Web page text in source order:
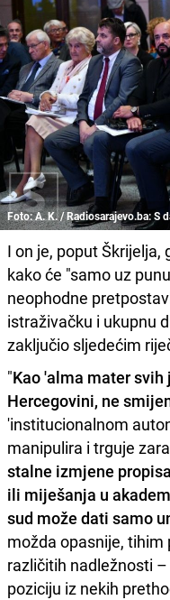
Foto: A. K. / Radiosarajevo.ba: S
I on je, poput
kako će "samo uz
neophodne
istraživačku i ukupnu
zaključio sljedećim
"Kao 'alma mater
Hercegovini, ne
'institucionalnom
manipulira i trguje
stalne izmjene
ili miješanja u
sud može dati samo
možda opasnije,
različitih nadležnosti
poziciju iz nekih